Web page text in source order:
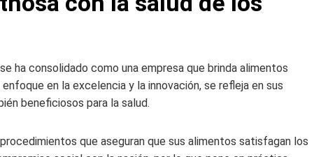
ha consolidado como una empresa que brinda alimentos
en la excelencia y la innovación, se refleja en sus
beneficiosos para la salud.
que aseguran que sus alimentos satisfagan los